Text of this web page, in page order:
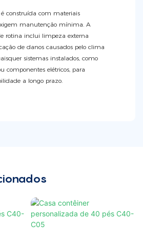
construída com materiais
manutenção mínima. A
rotina inclui limpeza externa
de danos causados ​​pelo clima
sistemas instalados, como
componentes elétricos, para
a longo prazo.